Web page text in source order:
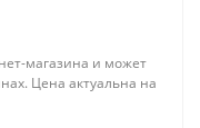
магазина и может
Цена актуальна на